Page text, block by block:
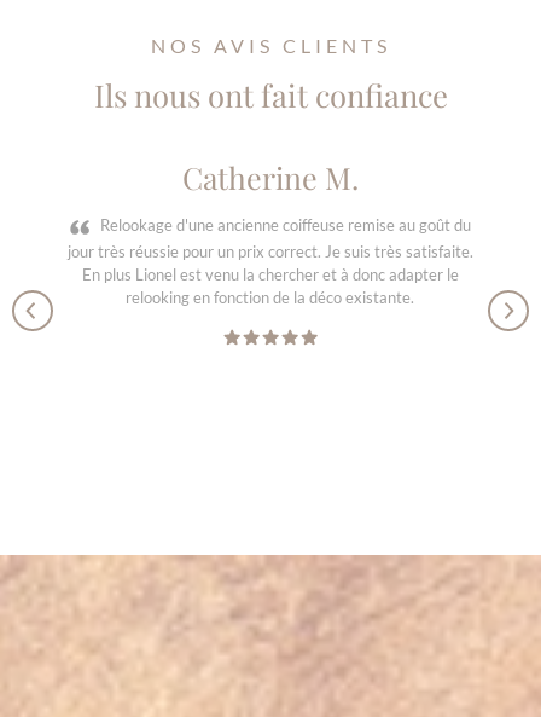
NOS AVIS CLIENTS
Ils nous ont fait confiance
Catherine M.
Relookage d'une ancienne coiffeuse remise au goût du
jour très réussie pour un prix correct. Je suis très satisfaite.
En plus Lionel est venu la chercher et à donc adapter le
relooking en fonction de la déco existante.